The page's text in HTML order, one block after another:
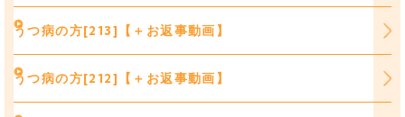
うつ病の方[213]【＋お返事動画】
うつ病の方[212]【＋お返事動画】